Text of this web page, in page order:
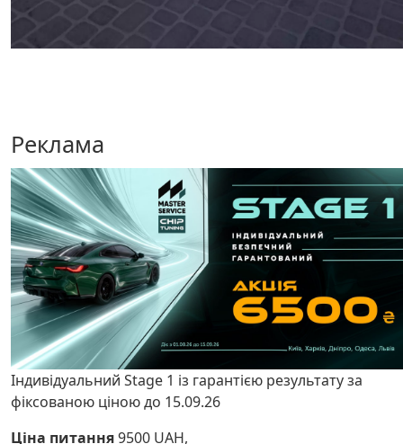
Реклама
Індивідуальний Stage 1 із гарантією результату за
фіксованою ціною до 15.09.26
Ціна питання9500 UAH,